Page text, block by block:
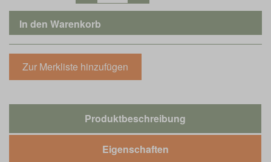
Produktbeschreibung
Eigenschaften